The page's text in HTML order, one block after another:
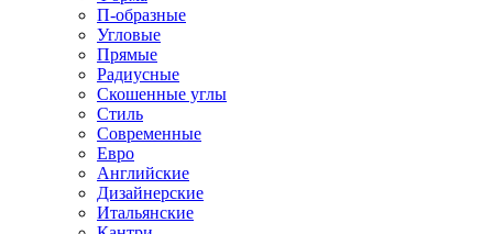
П-образные
Угловые
Прямые
Радиусные
Скошенные углы
Стиль
Современные
Евро
Английские
Дизайнерские
Итальянские